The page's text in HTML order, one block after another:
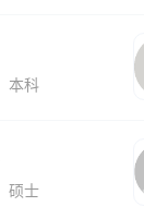
本科
硕士